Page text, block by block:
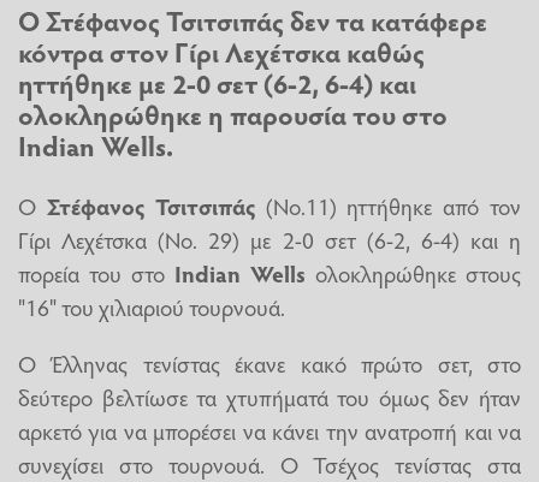
Ο Στέφανος Τσιτσιπάς δεν τα κατάφερε
κόντρα στον Γίρι Λεχέτσκα καθώς
ηττήθηκε με 2-0 σετ (6-2, 6-4) και
ολοκληρώθηκε η παρουσία του στο
Indian Wells.
Ο Στέφανος Τσιτσιπάς(Νο.11) ηττήθηκε από τον
Γίρι Λεχέτσκα (Νο. 29) με 2-0 σετ (6-2, 6-4) και η
πορεία του στο Indian Wells ολοκληρώθηκε στους
"16" του χιλιαριού τουρνουά.
Ο Έλληνας τενίστας έκανε κακό πρώτο σετ, στο
δεύτερο βελτίωσε τα χτυπήματά του όμως δεν ήταν
αρκετό για να μπορέσει να κάνει την ανατροπή και να
συνεχίσει στο τουρνουά. Ο Τσέχος τενίστας στα